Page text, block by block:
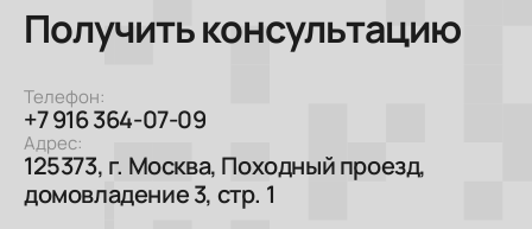
Получить консультацию
Телефон:
+7 916 364-07-09
Адрес:
125373, г. Москва, Походный проезд,
домовладение 3, стр. 1